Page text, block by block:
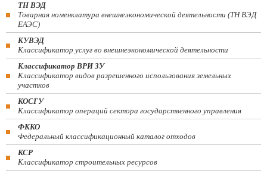
ТН ВЭД
Товарная номенклатура внешнеэкономической деятельности (ТН ВЭД
ЕАЭС)
КУВЭД
Классификатор услуг во внешнеэкономической деятельности
Классификатор ВРИ ЗУ
Классификатор видов разрешенного использования земельных
участков
КОСГУ
Классификатор операций сектора государственного управления
ФККО
Федеральный классификационный каталог отходов
КСР
Классификатор строительных ресурсов